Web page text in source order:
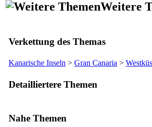
Weitere
Verkettung des Themas
Kanarische Inseln > Gran Canaria >
Detailliertere Themen
Nahe Themen